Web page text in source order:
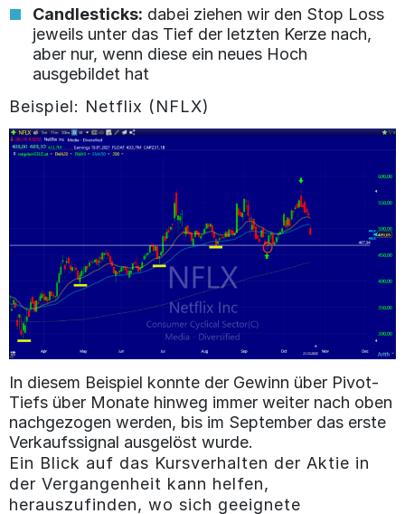
Candlesticks: dabei ziehen wir den Stop Loss
jeweils unter das Tief der letzten Kerze nach,
aber nur, wenn diese ein neues Hoch
ausgebildet hat
Beispiel: Netflix (NFLX)
In diesem Beispiel konnte der Gewinn über Pivot-
Tiefs über Monate hinweg immer weiter nach oben
nachgezogen werden, bis im September das erste
Verkaufssignal ausgelöst wurde.
Ein Blick auf das Kursverhalten der Aktie in
der Vergangenheit kann helfen,
herauszufinden, wo sich geeignete